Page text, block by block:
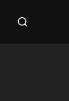
nach: